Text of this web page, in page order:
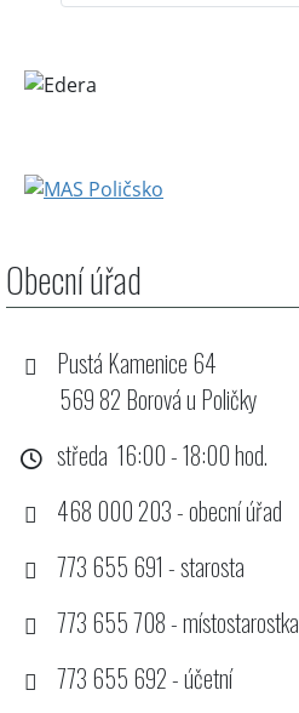
Obecní úřad
Pustá Kamenice 64
569 82 Borová u Poličky
středa 16:00 - 18:00 hod.
468 000 203 - obecní úřad
773 655 691 - starosta
773 655 708 - místostarostka
773 655 692 - účetní